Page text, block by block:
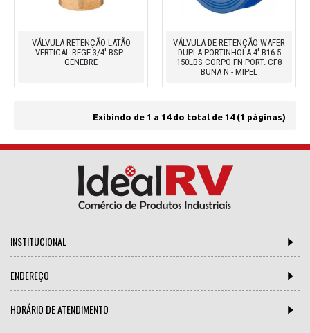
VÁLVULA RETENÇÃO LATÃO
VERTICAL REGE 3/4' BSP -
GENEBRE
VÁLVULA DE RETENÇÃO WAFER
DUPLA PORTINHOLA 4' B16.5
150LBS CORPO FN PORT. CF8
BUNA N - MIPEL
Exibindo de 1 a 14 do total de 14 (1 páginas)
INSTITUCIONAL
ENDEREÇO
HORÁRIO DE ATENDIMENTO